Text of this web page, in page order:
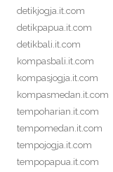
detikjogja.it.com
detikpapua.it.com
detikbali.it.com
kompasbali.it.com
kompasjogja.it.com
kompasmedan.it.com
tempoharian.it.com
tempomedan.it.com
tempojogja.it.com
tempopapua.it.com